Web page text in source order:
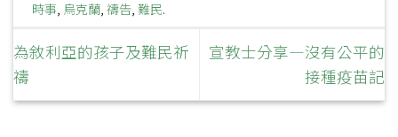
時事, 烏克蘭,禱告,難民.
為敘利亞的孩子及難民祈
禱
宣教士分享—沒有公平的
接種疫苗記